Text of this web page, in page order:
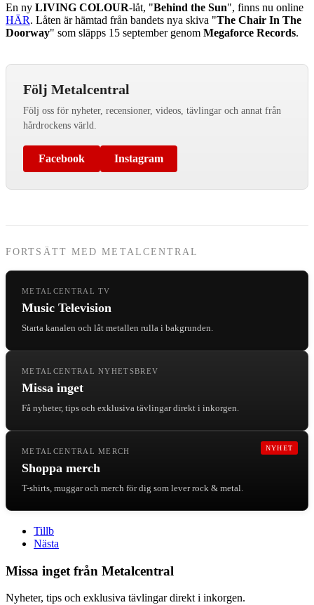
En ny LIVING COLOUR-låt, "Behind the Sun", finns nu online
HÄR. Låten är hämtad från bandets nya skiva "The Chair In The
Doorway" som släpps 15 september genom Megaforce Records.
Följ Metalcentral
Följ oss för nyheter, recensioner, videos, tävlingar och annat från
hårdrockens värld.
Facebook Instagram
FORTSÄTT MED METALCENTRAL
METALCENTRAL TV
Music Television
Starta kanalen och låt metallen rulla i bakgrunden.
METALCENTRAL NYHETSBREV
Missa inget
Få nyheter, tips och exklusiva tävlingar direkt i inkorgen.
NYHET
METALCENTRAL MERCH
Shoppa merch
T-shirts, muggar och merch för dig som lever rock & metal.
Tillb
Nästa
Missa inget från Metalcentral
Nyheter, tips och exklusiva tävlingar direkt i inkorgen.